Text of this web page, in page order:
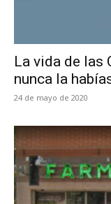
La vida de las
nunca la
24 de mayo de 2020